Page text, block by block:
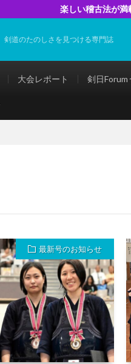
楽しい稽古法が
剣道のたのしさを見つける専門誌
大会レポート 剣日Forum
最新号のお知らせ